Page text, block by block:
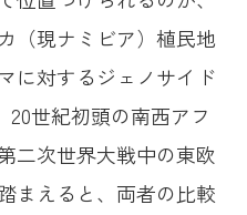
（現ナミビア）植民地
に対するジェノサイド
20世紀初頭の南西アフ
二次世界大戦中の東欧
まえると、両者の比較